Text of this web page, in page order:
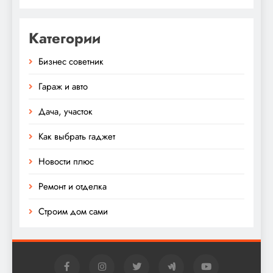
Категории
Бизнес советник
Гараж и авто
Дача, участок
Как выбрать гаджет
Новости плюс
Ремонт и отделка
Строим дом сами